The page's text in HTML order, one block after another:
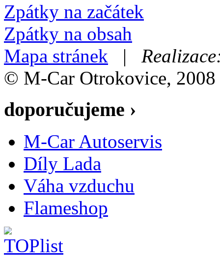
Zpátky na začátek
Zpátky na obsah
Mapa stránek |
© M-Car Otrokovice, 2008
doporučujeme ›
M-Car Autoservis
Díly Lada
Váha vzduchu
Flameshop